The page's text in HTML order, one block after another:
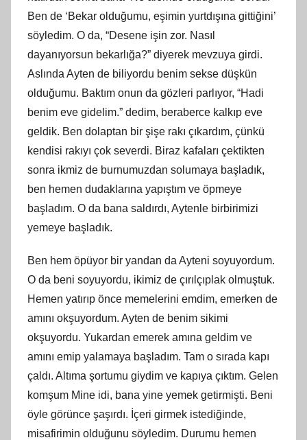
Ben de ‘Bekar olduğumu, eşimin yurtdışına gittiğini’
söyledim. O da, “Desene işin zor. Nasıl
dayanıyorsun bekarlığa?” diyerek mevzuya girdi.
Aslında Ayten de biliyordu benim sekse düşkün
olduğumu. Baktım onun da gözleri parlıyor, “Hadi
benim eve gidelim.” dedim, beraberce kalkıp eve
geldik. Ben dolaptan bir şişe rakı çıkardım, çünkü
kendisi rakıyı çok severdi. Biraz kafaları çektikten
sonra ikmiz de burnumuzdan solumaya başladık,
ben hemen dudaklarına yapıştım ve öpmeye
başladım. O da bana saldırdı, Aytenle birbirimizi
yemeye başladık.
Ben hem öpüyor bir yandan da Ayteni soyuyordum.
O da beni soyuyordu, ikimiz de çırılçıplak olmuştuk.
Hemen yatırıp önce memelerini emdim, emerken de
amını okşuyordum. Ayten de benim sikimi
okşuyordu. Yukardan emerek amına geldim ve
amını emip yalamaya başladım. Tam o sırada kapı
çaldı. Altıma şortumu giydim ve kapıya çıktım. Gelen
komşum Mine idi, bana yine yemek getirmişti. Beni
öyle görünce şaşırdı. İçeri girmek istediğinde,
misafirimin olduğunu söyledim. Durumu hemen